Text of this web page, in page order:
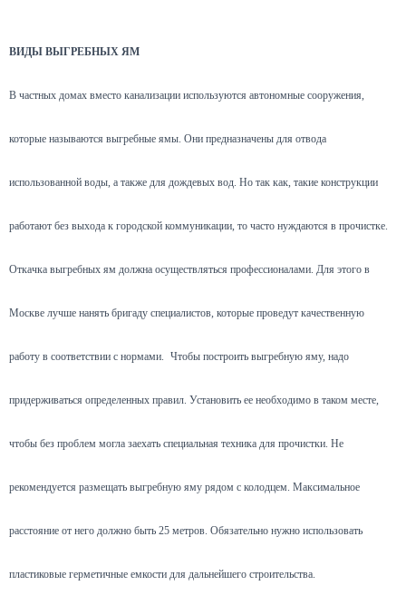
ВИДЫ ВЫГРЕБНЫХ ЯМ
В частных домах вместо канализации используются автономные сооружения,
которые называются выгребные ямы. Они предназначены для отвода
использованной воды, а также для дождевых вод. Но так как, такие конструкции
работают без выхода к городской коммуникации, то часто нуждаются в прочистке.
Откачка выгребных ям должна осуществляться профессионалами. Для этого в
Москве лучше нанять бригаду специалистов, которые проведут качественную
работу в соответствии с нормами. Чтобы построить выгребную яму, надо
придерживаться определенных правил. Установить ее необходимо в таком месте,
чтобы без проблем могла заехать специальная техника для прочистки. Не
рекомендуется размещать выгребную яму рядом с колодцем. Максимальное
расстояние от него должно быть 25 метров. Обязательно нужно использовать
пластиковые герметичные емкости для дальнейшего строительства.